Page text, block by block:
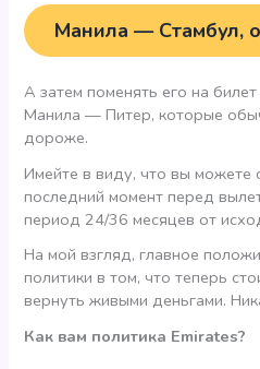
Манила — Стамбул,
А затем поменять его на
Манила — Питер, которые
дороже.
Имейте в виду, что вы можете
последний момент перед
период 24/36 месяцев от
На мой взгляд, главное
политики в том, что теперь
вернуть живыми деньгами.
Как вам политика Emirates?